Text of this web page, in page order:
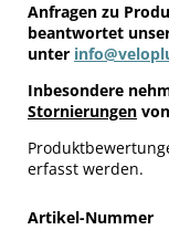
Anfragen zu
beantwortet
unter
Inbesondere
Stornierungen
erfasst werden.
Artikel-Nummer